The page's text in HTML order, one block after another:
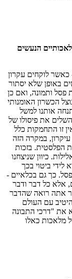
הנעשים
לוקחים עקרון
באופן שלא יסתור
ותמונה, ואם כן
הכשרון האומנותי
אותנו למשל
את פיסולו של
זו התחמקות כלל
במקרה הזה
הפלסטית. בזכות
כיוון שניצחנו
לידי ביטוי בכך
כך גם בכלאיים -
אלא כל דבר ודבר
אתה רואה שהדבר
עם העולם
את "דרכי התבונה
מלאכות כאלו